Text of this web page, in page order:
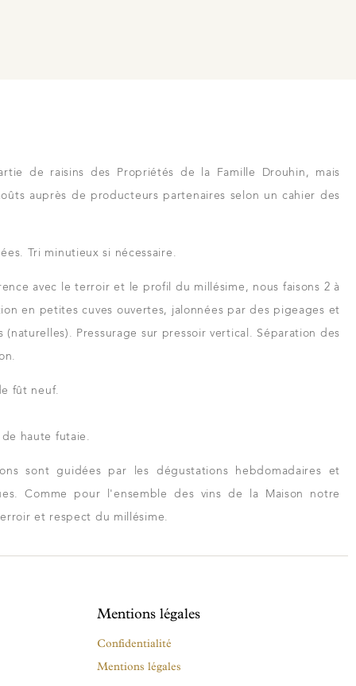
de raisins des Propriétés de la Famille Drouhin, mais
auprès de producteurs partenaires selon un cahier des
Tri minutieux si nécessaire.
avec le terroir et le profil du millésime, nous faisons 2 à
en petites cuves ouvertes, jalonnées par des pigeages et
Pressurage sur pressoir vertical. Séparation des
fût neuf.
haute futaie.
sont guidées par les dégustations hebdomadaires et
Comme pour l'ensemble des vins de la Maison notre
et respect du millésime.
Mentions légales
Confidentialité
Mentions légales